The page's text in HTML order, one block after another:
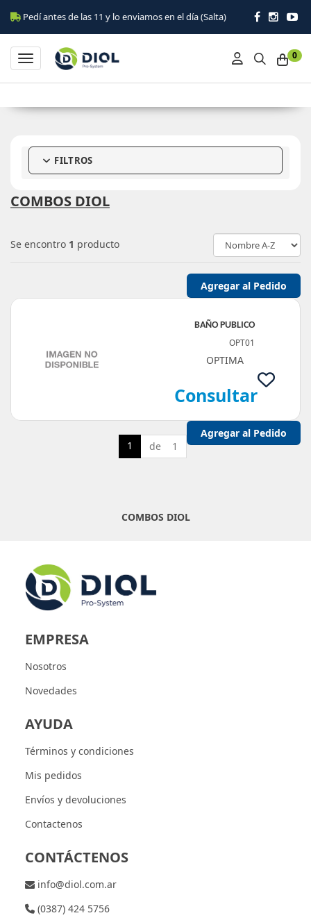
Pedí antes de las 11 y lo enviamos en el día (Salta)
0
Toggle navigation
FILTROS
COMBOS DIOL
Se encontro 1 producto
BAÑO PUBLICO
OPT01
OPTIMA
Consultar
1 de 1
COMBOS DIOL
EMPRESA
Nosotros
Novedades
AYUDA
Términos y condiciones
Mis pedidos
Envíos y devoluciones
Contactenos
CONTÁCTENOS
info@diol.com.ar
(0387) 424 5756